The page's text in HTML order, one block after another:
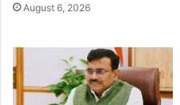
August 6, 2026